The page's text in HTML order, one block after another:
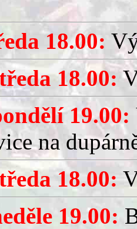
18.00:
18.00:
19.00:
na
18.00:
19.00: